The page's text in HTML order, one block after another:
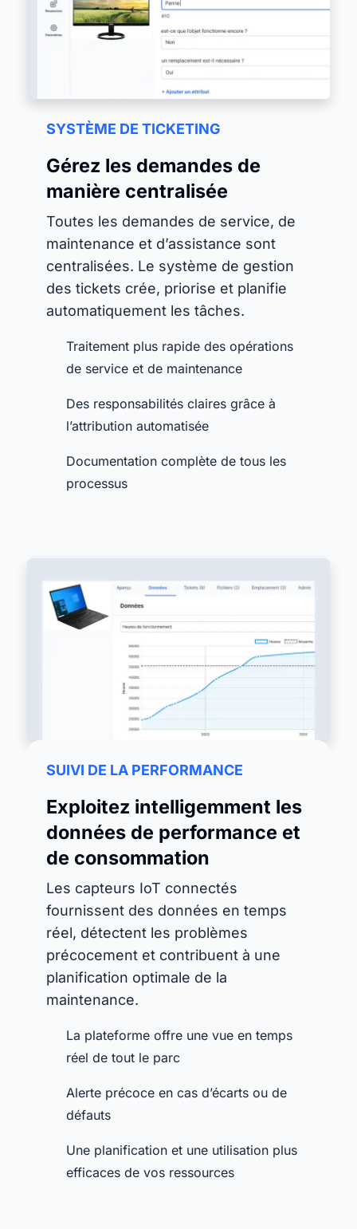
SYSTÈME DE TICKETING
Gérez les demandes de
manière centralisée
Toutes les demandes de service, de
maintenance et d’assistance sont
centralisées. Le système de gestion
des tickets crée, priorise et planifie
automatiquement les tâches.
Traitement plus rapide des opérations
de service et de maintenance
Des responsabilités claires grâce à
l’attribution automatisée
Documentation complète de tous les
processus
SUIVI DE LA PERFORMANCE
Exploitez intelligemment les
données de performance et
de consommation
Les capteurs IoT connectés
fournissent des données en temps
réel, détectent les problèmes
précocement et contribuent à une
planification optimale de la
maintenance.
La plateforme offre une vue en temps
réel de tout le parc
Alerte précoce en cas d’écarts ou de
défauts
Une planification et une utilisation plus
efficaces de vos ressources